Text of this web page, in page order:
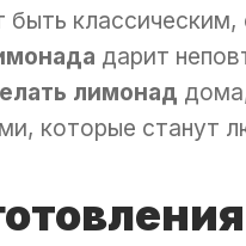
дарит
лимонад
которые станут